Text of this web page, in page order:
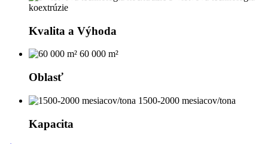
koextrúzie
Kvalita a Výhoda
60 000 m²
Oblasť
1500-2000 mesiacov/tona
Kapacita